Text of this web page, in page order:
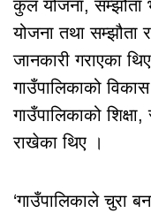
कुल योजना,
योजना तथा सम्झौता
जानकारी गराएका
गाउँपालिकाको
गाउँपालिकाको
राखेका थिए ।
‘गाउँपालिकाले चुरा